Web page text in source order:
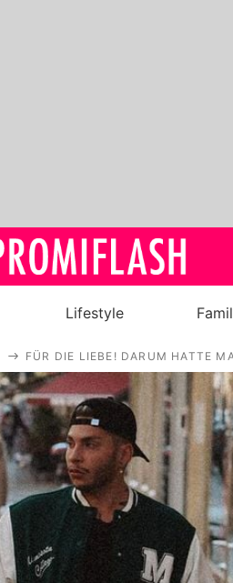
Royals
Stars
Filme & Serien
Lifestyle
Familie & Liebe
Promiflash Exklusiv
Lifestyle
FÜR DIE LIEBE! DARUM HATTE